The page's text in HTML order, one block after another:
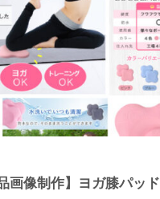
画像制作】ヨガ膝パッド